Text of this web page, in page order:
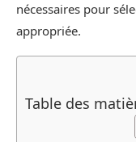
nécessaires pour
appropriée.
Table des